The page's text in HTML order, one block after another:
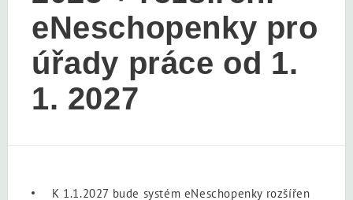
eNeschopenky pro
úřady práce od 1.
1. 2027
K 1.1.2027 bude systém eNeschopenky rozšířen